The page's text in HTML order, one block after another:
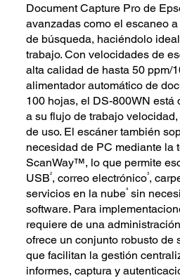
Document Capture Pro de
avanzadas como el escaneo
de búsqueda, haciéndolo
trabajo. Con velocidades de
alta calidad de hasta 50 ppm/
alimentador automático de
100 hojas, el DS-800WN está
a su flujo de trabajo
de uso. El escáner también
necesidad de PC mediante la
ScanWay™, lo que permite
USB2, correo electrónico3,
servicios en la nube4 sin
software. Para
requiere de una
ofrece un conjunto robusto de
que facilitan la gestión
informes, captura y